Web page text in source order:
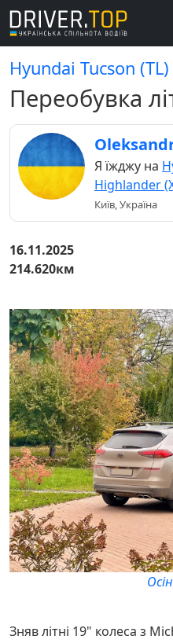
Hyundai Tucson
Переобувка
Я їжджу на
Highlander
Київ, Україна
16.11.2025
214.620км
Зняв літні 19" колеса з